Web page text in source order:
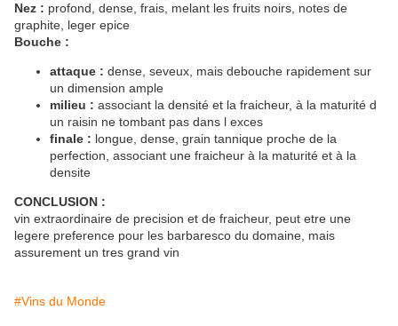
Nez : profond, dense, frais, melant les fruits noirs, notes de
graphite, leger epice
Bouche :
attaque : dense, seveux, mais debouche rapidement sur
un dimension ample
milieu : associant la densité et la fraicheur, à la maturité d
un raisin ne tombant pas dans l exces
finale : longue, dense, grain tannique proche de la
perfection, associant une fraicheur à la maturité et à la
densite
CONCLUSION :
vin extraordinaire de precision et de fraicheur, peut etre une
legere preference pour les barbaresco du domaine, mais
assurement un tres grand vin
#Vins du Monde